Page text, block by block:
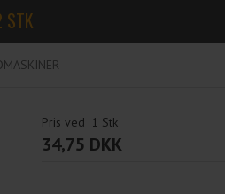
STK
Pris ved 1 Stk
34,75 DKK